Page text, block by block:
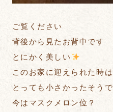
ご覧ください
背後から見たお背中です
とにかく美しい
このお家に迎えられた時は
とっても小さかったそう
今はマスクメロン位？